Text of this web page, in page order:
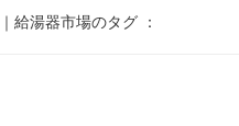
｜給湯器市場のタグ ：